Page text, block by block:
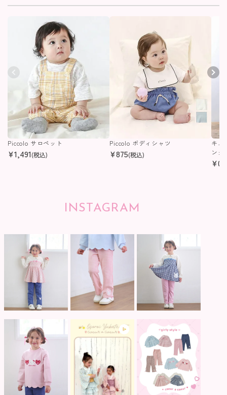
Piccolo サロペット
¥1,491(税込)
Piccolo ボディシャツ
¥875(税込)
キム
ング
¥0
INSTAGRAM